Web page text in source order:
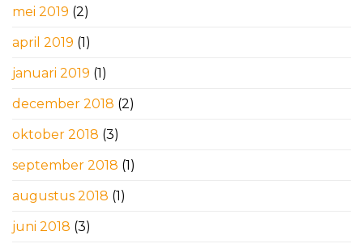
mei 2019 (2)
april 2019 (1)
januari 2019 (1)
december 2018 (2)
oktober 2018 (3)
september 2018 (1)
augustus 2018 (1)
juni 2018 (3)